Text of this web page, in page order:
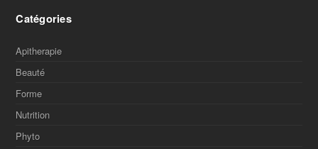
Catégories
Apitherapie
Beauté
Forme
Nutrition
Phyto